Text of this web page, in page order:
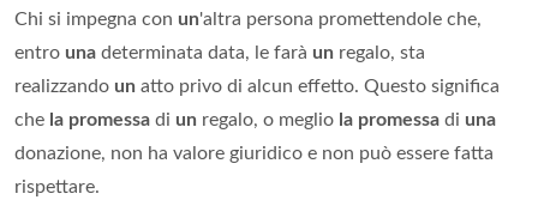
Chi si impegna con un'altra persona promettendole che,
entro una determinata data, le farà un regalo, sta
realizzando un atto privo di alcun effetto. Questo significa
che la promessa di un regalo, o meglio la promessa di una
donazione, non ha valore giuridico e non può essere fatta
rispettare.